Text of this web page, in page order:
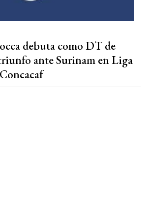
debuta como DT de
ante Surinam en Liga